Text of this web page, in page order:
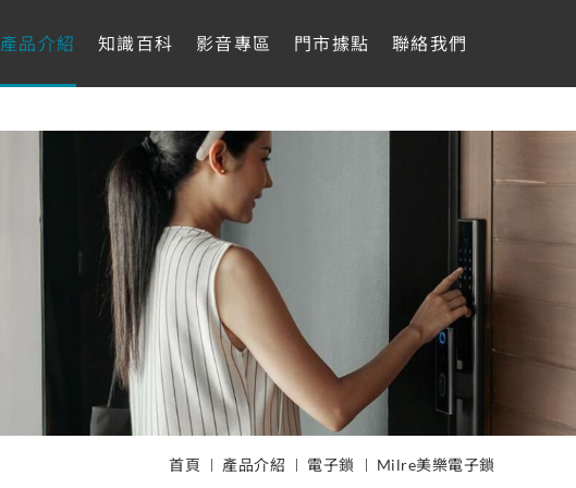
產品介紹 知識百科 影音專區 門市據點 聯絡我們
首頁 產品介紹 電子鎖 Milre美樂電子鎖